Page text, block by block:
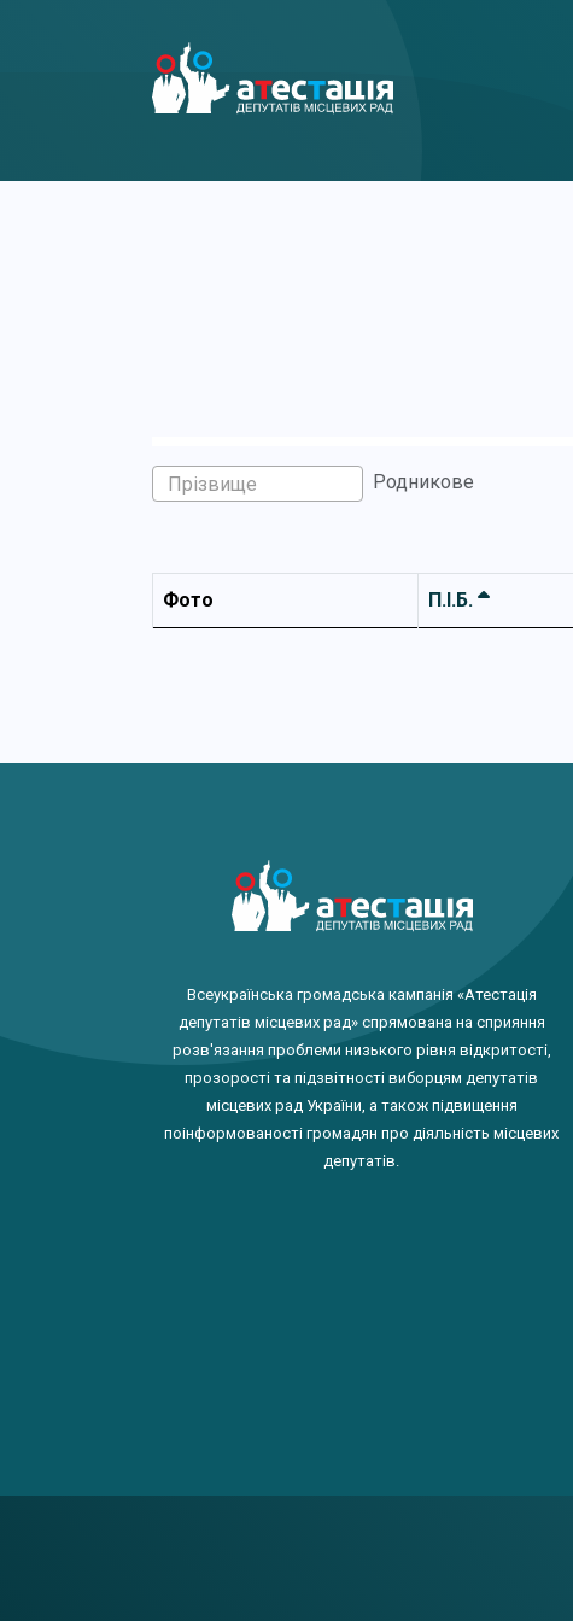
Родникове
Фото П.І.Б.
Всеукраїнська громадська кампанія «Атестація
депутатів місцевих рад» спрямована на сприяння
розв'язання проблеми низького рівня відкритості,
прозорості та підзвітності виборцям депутатів
місцевих рад України, а також підвищення
поінформованості громадян про діяльність місцевих
депутатів.